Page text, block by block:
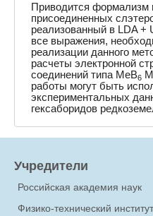
Приводится формализм
присоединенных
реализованный в LDA
все выражения,
реализации данного
расчеты электронной
соединений типа MeB6
работы могут быть
экспериментальных
гексаборидов
Учредители
Российская академия наук
Физико-технический